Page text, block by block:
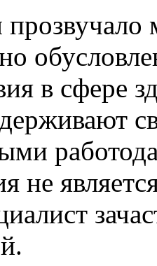
в сфере
не